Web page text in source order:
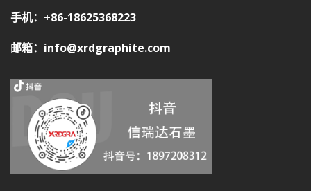
手机：+86-18625368223
邮箱：info@xrdgraphite.com